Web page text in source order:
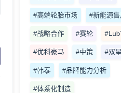
#高端轮胎市场 #新能源
#战略合作 #赛轮
#优科豪马 #中策 #双
#韩泰 #品牌能力分析
#体系化制造